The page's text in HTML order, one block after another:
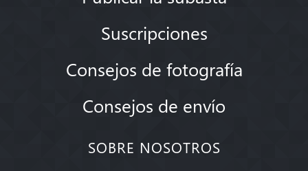
Suscripciones
Consejos de fotografía
Consejos de envío
SOBRE NOSOTROS